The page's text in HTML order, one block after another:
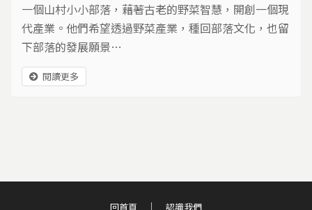
一個山村小小部落，藉著古老的野菜智慧，開創一個現
代產業。他們希望透過野菜產業，種回部落文化，也留
下部落的發展願景…
閱讀更多
回首頁 認識我們